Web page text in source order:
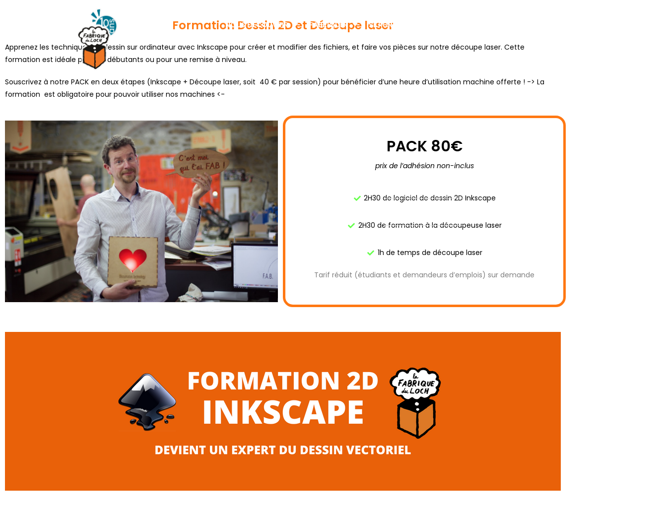
NOUS DÉCOUVRIR FABRIQUER SE FORMER
Formation Dessin 2D et Découpe laser
Apprenez les techniques de dessin sur ordinateur avec Inkscape pour créer et modifier des fichiers, et faire vos pièces sur notre découpe laser. Cette
formation est idéale pour les débutants ou pour une remise à niveau.
Souscrivez à notre PACK en deux étapes (Inkscape + Découpe laser, soit 40 € par session) pour bénéficier d’une heure d’utilisation machine offerte ! -> La
formation est obligatoire pour pouvoir utiliser nos machines <-
PACK 80€
prix de l’adhésion non-inclus
2H30 de logiciel de dessin 2D Inkscape
2H30 de formation à la découpeuse laser
1h de temps de découpe laser
Tarif réduit (étudiants et demandeurs d’emplois) sur demande